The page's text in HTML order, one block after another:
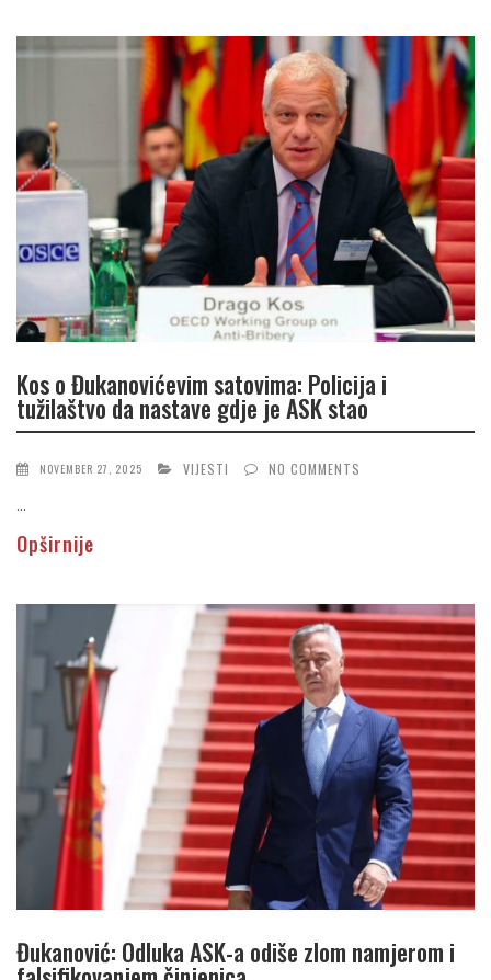
Kos o Đukanovićevim satovima: Policija i
tužilaštvo da nastave gdje je ASK stao
NOVEMBER 27, 2025 VIJESTI NO COMMENTS
...
Opširnije
Đukanović: Odluka ASK-a odiše zlom namjerom i